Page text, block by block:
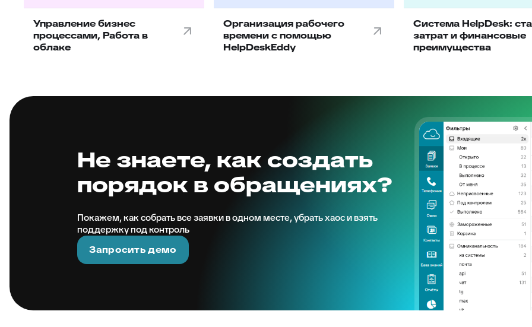
Управление бизнес
процессами, Работа в
облаке
Организация рабочего
времени с помощью
HelpDeskEddy
Система HelpDesk:
затрат и финансовые
преимущества
Не знаете, как создать
порядок в обращениях?
Покажем, как собрать все заявки в одном месте, убрать хаос и взять
поддержку под контроль
Запросить демо